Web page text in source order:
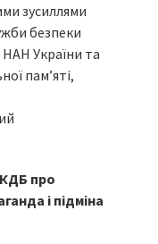
зусиллями
безпеки
НАН України та
пам’яті,
про
і підміна